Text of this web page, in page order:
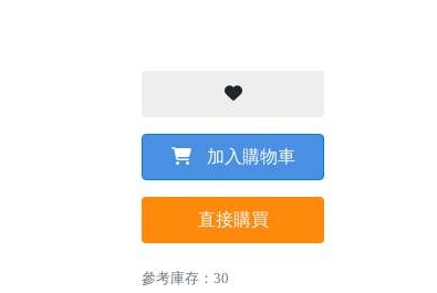
加入購物車
直接購買
參考庫存：30